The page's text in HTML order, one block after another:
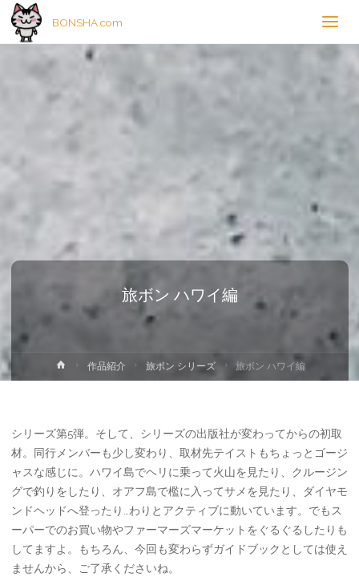
BONSHA.com
旅ボン ハワイ編
ホ
ー
作品紹介 旅ボン シリーズ 旅ボン ハワイ編
シリーズ第5弾。そして、シリーズの出版社が変わってからの初取
材。同行メンバーも少し変わり、取材先テイストもちょっとゴージ
ャスな感じに。ハワイ島でヘリに乗って火山を見たり、クルージン
グで釣りをしたり、オアフ島で檻に入ってサメを見たり、ダイヤモ
ンドヘッドへ登ったり…わりとアクティブに動いています。でもス
ーパーでのお買い物やファーマーズマーケットをぐるぐるしたりも
してますよ。もちろん、今回も変わらずガイドブックとしては使え
ませんから、ご了承くださいね。